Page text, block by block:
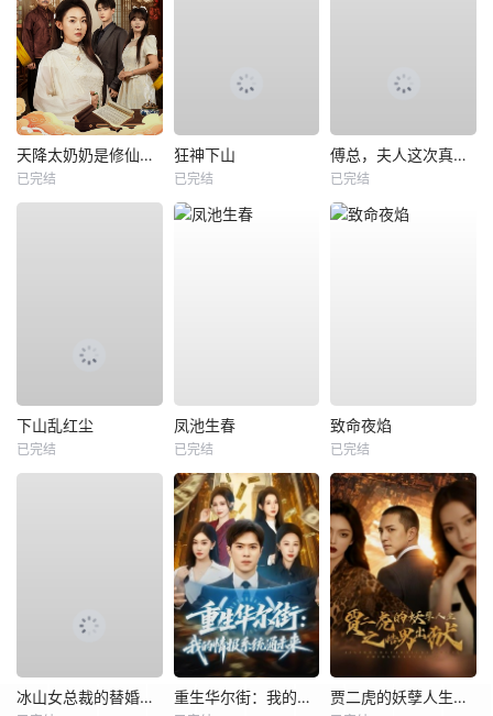
天降太奶奶是修仙老祖
已完结
狂神下山
已完结
傅总，夫人这次真的死了
已完结
下山乱红尘
已完结
凤池生春
已完结
致命夜焰
已完结
冰山女总裁的替婚兵王 重生华尔街：我的情报系统通未来 贾二虎的妖孽人生之皓男出狱